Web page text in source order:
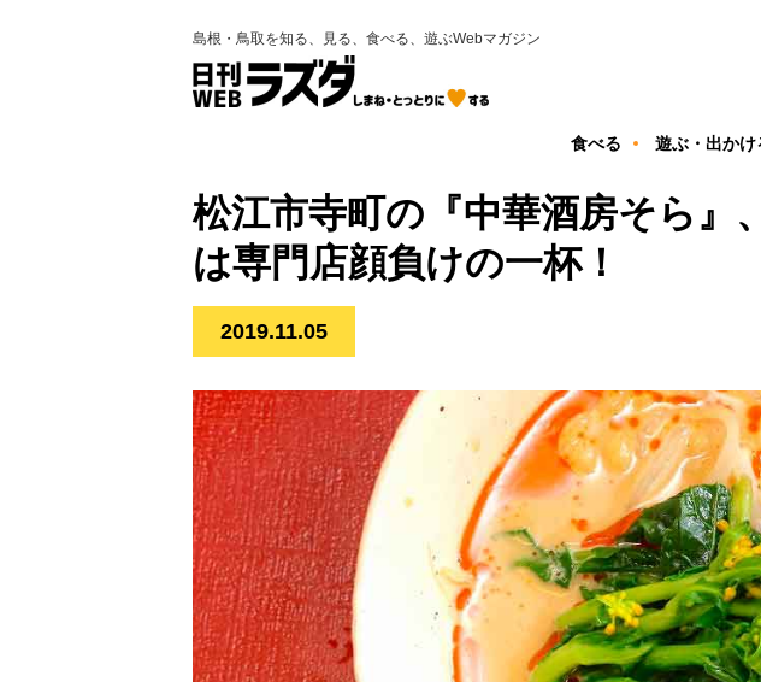
島根・鳥取を知る、見る、食べる、遊ぶWebマガジン
食べる 遊ぶ・出かけ
松江市寺町の『中華酒房そら』
は専門店顔負けの一杯！
2019.11.05